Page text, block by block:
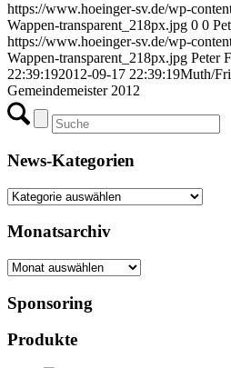
https://www.hoeinger-sv.de/wp-
Wappen-transparent_218px.jpg 0 0
https://www.hoeinger-sv.de/wp-
Wappen-transparent_218px.jpg Peter
22:39:192012-09-17 22:39:19Muth/
Gemeindemeister 2012
News-Kategorien
News-
Monatsarchiv
Monatsarchiv
Sponsoring
Produkte